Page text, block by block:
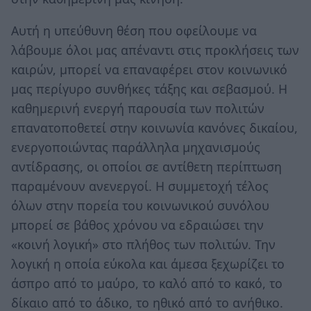
Αυτή η υπεύθυνη θέση που οφείλουμε να
λάβουμε όλοι μας απέναντι στις προκλήσεις των
καιρών, μπορεί να επαναφέρει στον κοινωνικό
μας περίγυρο συνθήκες τάξης και σεβασμού. Η
καθημερινή ενεργή παρουσία των πολιτών
επανατοποθετεί στην κοινωνία κανόνες δικαίου,
ενεργοποιώντας παράλληλα μηχανισμούς
αντίδρασης, οι οποίοι σε αντίθετη περίπτωση
παραμένουν ανενεργοί. Η συμμετοχή τέλος
όλων στην πορεία του κοινωνικού συνόλου
μπορεί σε βάθος χρόνου να εδραιώσει την
«κοινή λογική» στο πλήθος των πολιτών. Την
λογική η οποία εύκολα και άμεσα ξεχωρίζει το
άσπρο από το μαύρο, το καλό από το κακό, το
δίκαιο από το άδικο, το ηθικό από το ανήθικο.